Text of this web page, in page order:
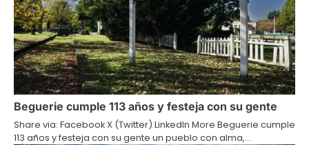
Beguerie cumple 113 años y festeja con su gente
Share via: Facebook X (Twitter) LinkedIn More Beguerie cumple
113 años y festeja con su gente un pueblo con alma,…